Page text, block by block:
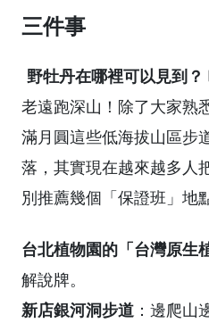
三件事
野牡丹在哪裡可以見到？
老遠跑深山！除了大家熟
滿月圓這些低海拔山區步
落，其實現在越來越多人
別推薦幾個「保證班」地
台北植物園的「台灣原生
解說牌。
新店銀河洞步道 ：邊爬山